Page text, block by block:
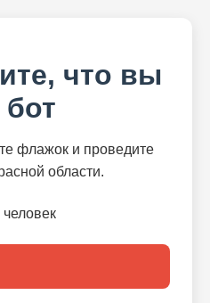
что вы
бот
флажок и проведите
области.